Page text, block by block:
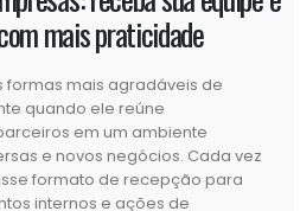
formas mais agradáveis de
quando ele reúne
em um ambiente
e novos negócios. Cada vez
formato de recepção para
internos e ações de
especializado […]